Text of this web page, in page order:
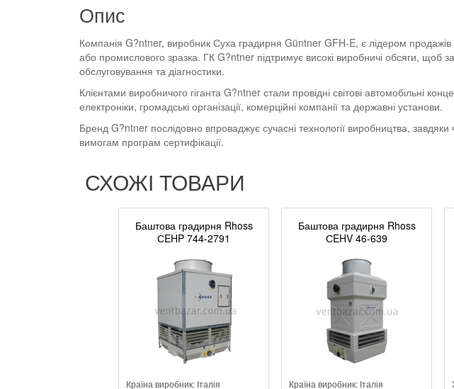
Опис
Компанія G?ntner, виробник Суха градирня Güntner GFH-E, є лідером
або промислового зразка. ГК G?ntner підтримує високі виробничі обсяги, щоб
обслуговування та діагностики.
Клієнтами виробничого гіганта G?ntner стали провідні світові автомобільні
електроніки, громадські організації, комерційні компанії та державні установи.
Бренд G?ntner послідовно впроваджує сучасні технології виробництва,
вимогам програм сертифікації.
СХОЖІ ТОВАРИ
Баштова градирня Rhoss
СEHP 744-2791
Країна виробник: Італія
Баштова градирня Rhoss
СEHV 46-639
Країна виробник: Італія